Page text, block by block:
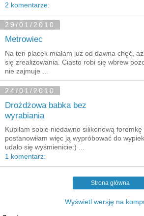
2 komentarze:
29/01/2010
Metrowiec
Na ten placek miałam już od dawna chęć,
się zrealizowania. Ciasto robi się wbrew
nie zajmuje ...
24/01/2010
Drożdżowa babka bez
wyrabiania
Kupiłam sobie niedawno silikonową
postanowiłam więc ją wypróbować do
udało się wyśmienicie:) ...
1 komentarz:
Strona główna
Wyświetl wersję na